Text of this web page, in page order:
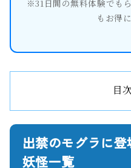
※31日間の無料体験でも
もお得
目
出禁のモグラに登
妖怪一覧